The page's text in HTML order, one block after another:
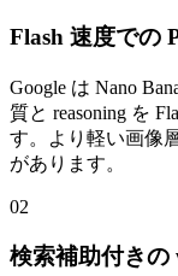
Flash 速度での
Google は Nano
質と reasoning を
す。より軽い画像
があります。
02
検索補助付きの